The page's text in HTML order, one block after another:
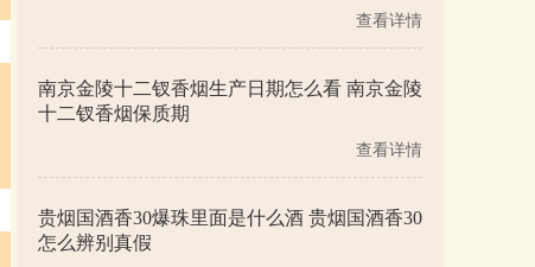
查看详情
南京金陵十二钗香烟生产日期怎么看 南京金陵
十二钗香烟保质期
查看详情
贵烟国酒香30爆珠里面是什么酒 贵烟国酒香30
怎么辨别真假